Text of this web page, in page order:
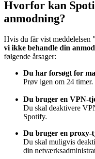
Hvorfor kan
anmodning?
Hvis du får vist meddelelsen "
vi ikke behandle din
følgende årsager:
Du har forsøgt for
Prøv igen om 24 timer.
Du bruger en VPN-
Du skal deaktivere
Spotify.
Du bruger en proxy-
Du skal muligvis
din